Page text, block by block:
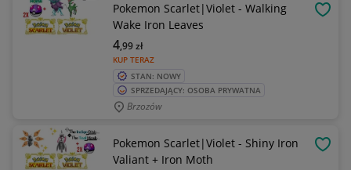
Pokemon Scarlet|Violet - Walking
Wake Iron Leaves
KUP TERAZ
4,99zł
STAN: NOWY
SPRZEDAJĄCY: OSOBA PRYWATNA
Brzozów
Pokemon Scarlet|Violet - Shiny Iron
Valiant + Iron Moth